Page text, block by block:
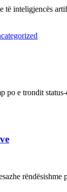
të inteligjencës
po e trondit